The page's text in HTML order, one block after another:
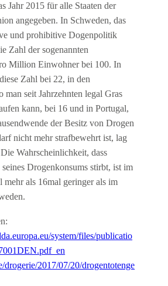
Jahr 2015 für alle Staaten der
angegeben. In Schweden, das
und prohibitive Dogenpolitik
Zahl der sogenannten
Million Einwohner bei 100. In
Zahl bei 22, in den
man seit Jahrzehnten legal Gras
kann, bei 16 und in Portugal,
der Besitz von Drogen
nicht mehr strafbewehrt ist, lag
Wahrscheinlichkeit, dass
Drogenkonsums stirbt, ist im
mehr als 16mal geringer als im
system/files/publicatio
drogerie/2017/07/20/drogentotenge